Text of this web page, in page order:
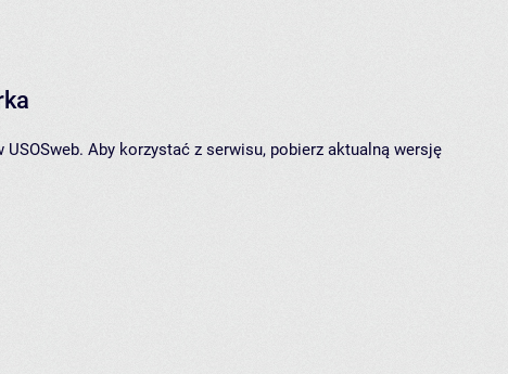
Aby korzystać z serwisu, pobierz aktualną wersję